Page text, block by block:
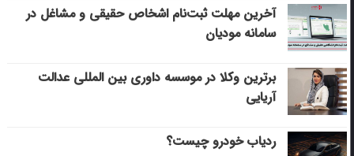
آخرین مهلت ثبت‌نام اشخاص حقیقی و مشاغل در
سامانه مودیان
برترین وکلا در موسسه داوری بین المللی عدالت
آریایی
ردیاب خودرو چیست؟